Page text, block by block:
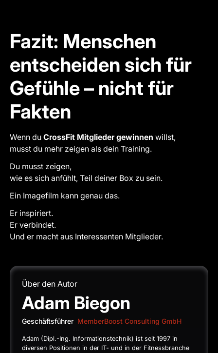
Fazit: Menschen
entscheiden sich für
Gefühle – nicht für
Fakten
Wenn du CrossFit Mitglieder gewinnen willst,
musst du mehr zeigen als dein Training.
Du musst zeigen,
wie es sich anfühlt, Teil deiner Box zu sein.
Ein Imagefilm kann genau das.
Er inspiriert.
Er verbindet.
Und er macht aus Interessenten Mitglieder.
Über den Autor
Adam Biegon
Geschäftsführer MemberBoost Consulting GmbH
Adam (Dipl.-Ing. Informationstechnik) ist seit 1997 in
diversen Positionen in der IT- und in der Fitnessbranche